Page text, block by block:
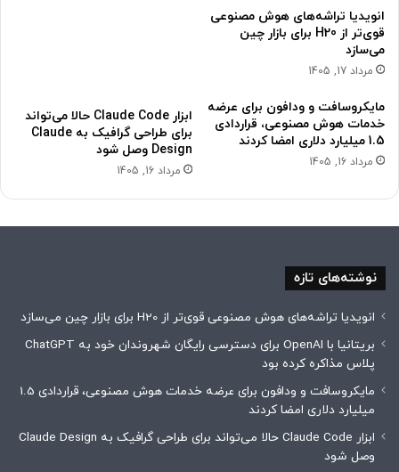
انویدیا تراشه‌های هوش مصنوعی
قوی‌تر از H20 برای بازار چین
می‌سازد
مرداد 17, 1405
مایکروسافت و ودافون برای عرضه
خدمات هوش مصنوعی، قراردادی
1.5 میلیارد دلاری امضا کردند
مرداد 16, 1405
ابزار Claude Code حالا می‌تواند
برای طراحی گرافیک به Claude
Design وصل شود
مرداد 16, 1405
نوشته‌های تازه
انویدیا تراشه‌های هوش مصنوعی قوی‌تر از H20 برای بازار چین می‌سازد
بریتانیا با OpenAI برای دسترسی رایگان شهروندان خود به ChatGPT
پلاس مذاکره کرده بود
مایکروسافت و ودافون برای عرضه خدمات هوش مصنوعی، قراردادی 1.5
میلیارد دلاری امضا کردند
ابزار Claude Code حالا می‌تواند برای طراحی گرافیک به Claude Design
وصل شود